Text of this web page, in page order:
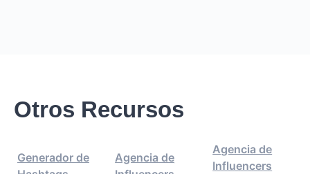
Otros Recursos
Generador de
Agencia de
Agencia de
Influencers